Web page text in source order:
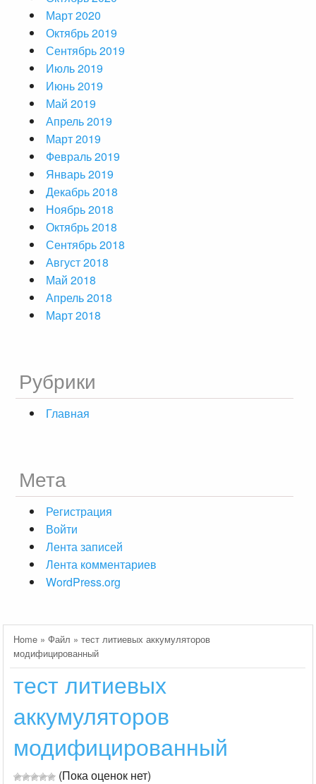
Март 2020
Октябрь 2019
Сентябрь 2019
Июль 2019
Июнь 2019
Май 2019
Апрель 2019
Март 2019
Февраль 2019
Январь 2019
Декабрь 2018
Ноябрь 2018
Октябрь 2018
Сентябрь 2018
Август 2018
Май 2018
Апрель 2018
Март 2018
Рубрики
Главная
Мета
Регистрация
Войти
Лента записей
Лента комментариев
WordPress.org
Home »Файл »тест литиевых аккумуляторов
модифицированный
тест литиевых
аккумуляторов
модифицированный
(Пока оценок нет)